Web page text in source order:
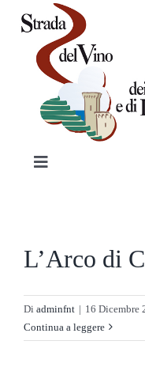
Salta
contenuto
Toggle
PRODOTTI
VINI
L’Arco di
Di adminfnt | 16 Dicembre
Continua a leggere